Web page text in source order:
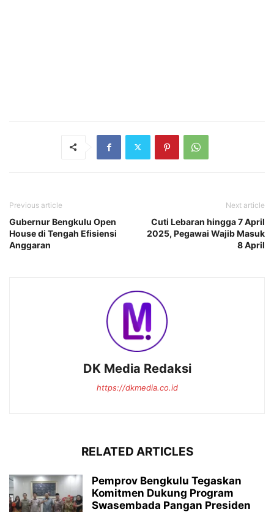
Previous article
Gubernur Bengkulu Open
House di Tengah Efisiensi
Anggaran
Next article
Cuti Lebaran hingga 7 April
2025, Pegawai Wajib Masuk
8 April
DK Media Redaksi
https://dkmedia.co.id
RELATED ARTICLES
Pemprov Bengkulu Tegaskan
Komitmen Dukung Program
Swasembada Pangan Presiden